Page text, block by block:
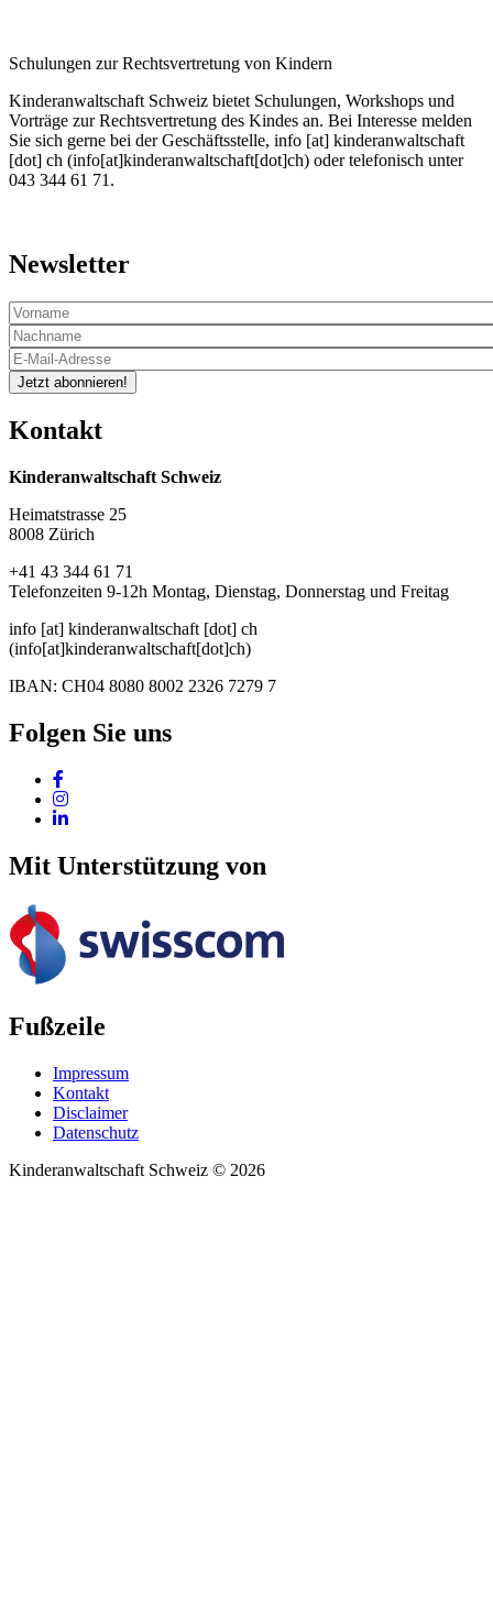
Schulungen zur Rechtsvertretung von Kindern
Kinderanwaltschaft Schweiz bietet Schulungen, Workshops und
Vorträge zur Rechtsvertretung des Kindes an. Bei Interesse melden
Sie sich gerne bei der Geschäftsstelle, info [at] kinderanwaltschaft
[dot] ch (info[at]kinderanwaltschaft[dot]ch) oder telefonisch unter
043 344 61 71.
Newsletter
Jetzt abonnieren!
Kontakt
Kinderanwaltschaft Schweiz
Heimatstrasse 25
8008 Zürich
+41 43 344 61 71
Telefonzeiten 9-12h Montag, Dienstag, Donnerstag und Freitag
info [at] kinderanwaltschaft [dot] ch
(info[at]kinderanwaltschaft[dot]ch)
IBAN: CH04 8080 8002 2326 7279 7
Folgen Sie uns
Mit Unterstützung von
Fußzeile
Impressum
Kontakt
Disclaimer
Datenschutz
Kinderanwaltschaft Schweiz © 2026